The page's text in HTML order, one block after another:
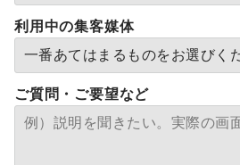
利用中の集客媒体
ご質問・ご要望など